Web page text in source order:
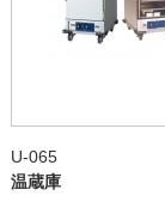
U-065
温蔵庫